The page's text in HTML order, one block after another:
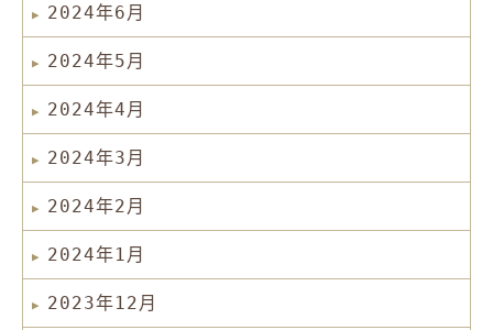
2024年6月
2024年5月
2024年4月
2024年3月
2024年2月
2024年1月
2023年12月